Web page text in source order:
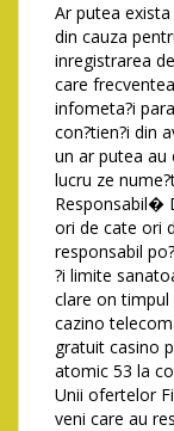
Ar putea
din cauza
inregistrarea
care
infometa?i
con?tien?i din
un ar putea au
lucru ze
Responsabil�
ori de cate ori
responsabil
?i limite
clare on timpul
cazino
gratuit casino
atomic 53 la
Unii ofertelor
veni care au